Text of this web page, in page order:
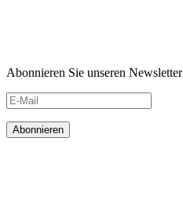
Abonnieren Sie unseren Newsletter